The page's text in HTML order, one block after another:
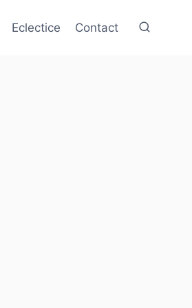
Eclectice Contact